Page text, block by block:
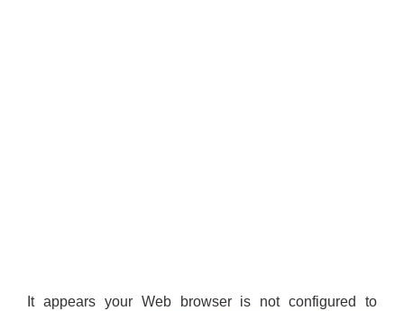
It appears your Web browser is not configured to